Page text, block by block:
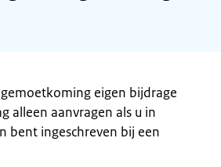
eigen bijdrage
alleen aanvragen als u in
bent ingeschreven bij een